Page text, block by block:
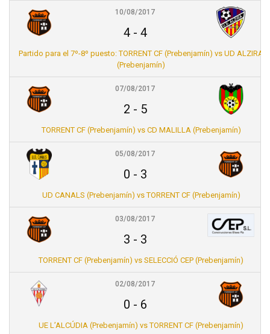
10/08/2017
4- 4
Partido para el 7º-8º puesto: TORRENT CF (Prebenjamín) vs UD ALZIRA
(Prebenjamín)
07/08/2017
2 - 5
TORRENT CF (Prebenjamín) vs CD MALILLA (Prebenjamín)
05/08/2017
0 - 3
UD CANALS (Prebenjamín) vs TORRENT CF (Prebenjamín)
03/08/2017
3 - 3
TORRENT CF (Prebenjamín) vs SELECCIÓ CEP (Prebenjamín)
02/08/2017
0 - 6
UE L’ALCÚDIA (Prebenjamín) vs TORRENT CF (Prebenjamín)